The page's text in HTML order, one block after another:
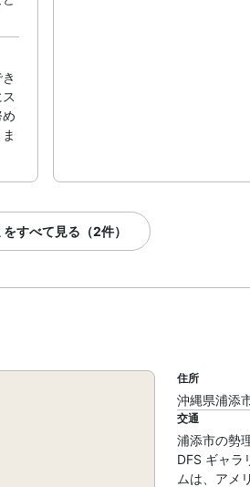
すべて見る（2件）
住所
沖縄県浦添
交通
浦添市の勢
DFS ギャラ
ムは、アメ